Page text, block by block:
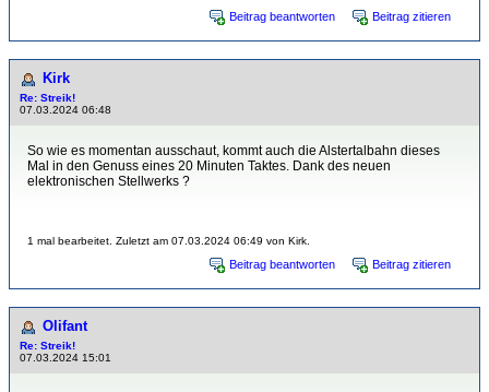
Beitrag beantworten Beitrag zitieren
Kirk
Re: Streik!
07.03.2024 06:48
So wie es momentan ausschaut, kommt auch die Alstertalbahn dieses
Mal in den Genuss eines 20 Minuten Taktes. Dank des neuen
elektronischen Stellwerks ?
1 mal bearbeitet. Zuletzt am 07.03.2024 06:49 von Kirk.
Beitrag beantworten Beitrag zitieren
Olifant
Re: Streik!
07.03.2024 15:01